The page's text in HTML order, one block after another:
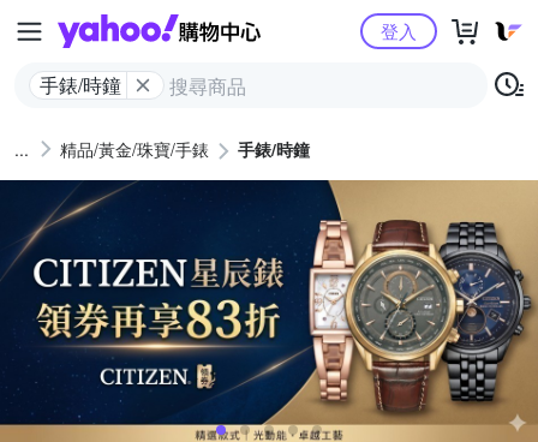
Yahoo購物中心
手錶/時鐘
登入
精品/黃金/珠寶/手錶 手錶/時鐘